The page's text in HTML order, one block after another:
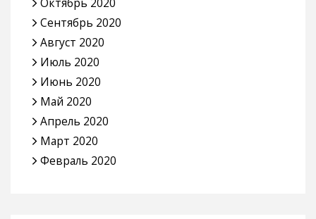
Сентябрь 2020
Август 2020
Июль 2020
Июнь 2020
Май 2020
Апрель 2020
Март 2020
Февраль 2020